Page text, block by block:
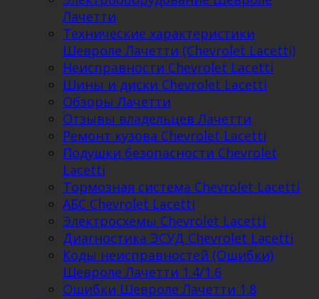
Лачетти
Технические характеристики
Шевроле Лачетти (Chevrolet Lacetti)
Неисправности Chevrolet Lacetti
Шины и диски Chevrolet Lacetti
Обзоры Лачетти
Отзывы владельцев Лачетти
Ремонт кузова Chevrolet Lacetti
Подушки безопасности Chevrolet
Lacetti
Тормозная система Chevrolet Lacetti
АБС Chevrolet Lacetti
Электросхемы Chevrolet Lacetti
Диагностика ЭСУД Chevrolet Lacetti
Коды неисправностей (Ошибки)
Шевроле Лачетти 1.4/1.6
Ошибки Шевроле Лачетти 1.8